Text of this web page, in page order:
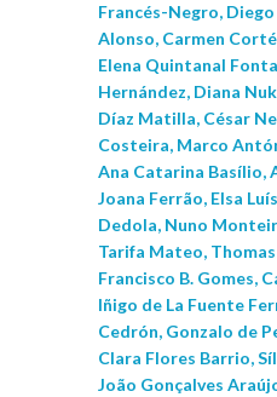
Francés-Negro,
Alonso, Carmen
Elena Quintanal
Hernández, Diana
Díaz Matilla, César
Costeira, Marco
Ana Catarina Basílio,
Joana Ferrão, Elsa
Dedola, Nuno
Tarifa Mateo, Thomas
Francisco B. Gomes,
Iñigo de La Fuente
Cedrón, Gonzalo de
Clara Flores Barrio,
João Gonçalves